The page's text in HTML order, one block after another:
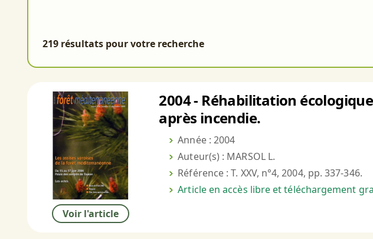
219 résultats pour votre recherche
Voir l'article
2004 - Réhabilitation
après incendie.
Année : 2004
Auteur(s) : MARSOL L.
Référence : T. XXV, n°4, 2004, pp. 337-346.
Article en accès libre et téléchargement